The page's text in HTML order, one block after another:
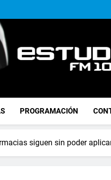
FM
PROGRAMACIÓN
siguen sin poder